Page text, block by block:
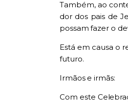
Também, ao
dor dos pais de
possam fazer o
Está em causa o
futuro.
Irmãos e irmãs:
Com este